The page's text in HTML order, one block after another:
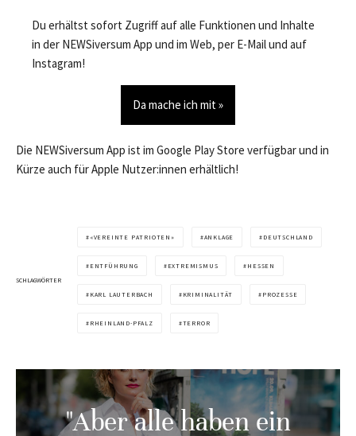
Du erhältst sofort Zugriff auf alle Funktionen und Inhalte
in der NEWSiversum App und im Web, per E-Mail und auf
Instagram!
Da mache ich mit »
Die NEWSiversum App ist im Google Play Store verfügbar und in
Kürze auch für Apple Nutzer:innen erhältlich!
SCHLAGWÖRTER
«VEREINTE PATRIOTEN» ANKLAGE DEUTSCHLAND
ENTFÜHRUNG EXTREMISMUS HESSEN
KARL LAUTERBACH KRIMINALITÄT PROZESSE
RHEINLAND-PFALZ TERROR
"Aber alle haben ein